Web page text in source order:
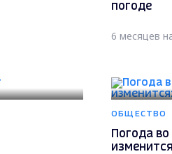
погоде
6 месяцев
ОБЩЕСТВО
Погода